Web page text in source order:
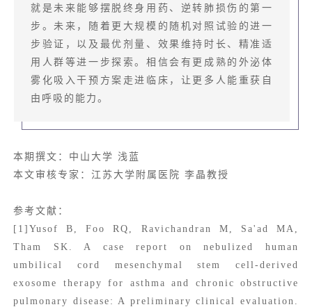
就是未来能够摆脱终身用药、逆转肺损伤的第一
步。未来，随着更大规模的随机对照试验的进一
步验证，以及最优剂量、效果维持时长、精准适
用人群等进一步探索。相信会有更成熟的外泌体
雾化吸入干预方案走进临床，让更多人能重获自
由呼吸的能力。
本期撰文：中山大学 浅蓝
本文审核专家：江苏大学附属医院 李晶教授
参考文献：
[1]Yusof B, Foo RQ, Ravichandran M, Sa'ad MA,
Tham SK. A case report on nebulized human
umbilical cord mesenchymal stem cell-derived
exosome therapy for asthma and chronic obstructive
pulmonary disease: A preliminary clinical evaluation.